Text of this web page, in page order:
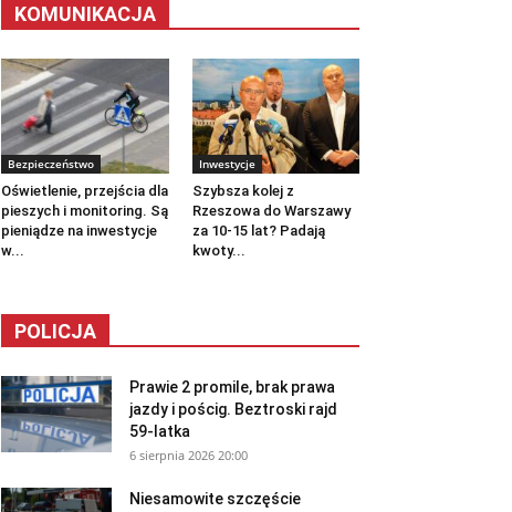
KOMUNIKACJA
Bezpieczeństwo
Oświetlenie, przejścia dla
pieszych i monitoring. Są
pieniądze na inwestycje
w...
Inwestycje
Szybsza kolej z
Rzeszowa do Warszawy
za 10-15 lat? Padają
kwoty...
POLICJA
Prawie 2 promile, brak prawa
jazdy i pościg. Beztroski rajd
59-latka
6 sierpnia 2026 20:00
Niesamowite szczęście